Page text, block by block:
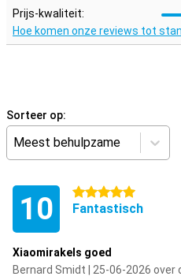
Prijs-kwaliteit:
Hoe komen onze reviews tot
Sorteer op:
Meest behulpzame
10 5 sterren
Fantastisch
Xiaomirakels goed
Bernard Smidt | 25-06-2026 over